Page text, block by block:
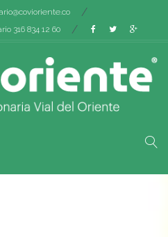
316 834 12 60